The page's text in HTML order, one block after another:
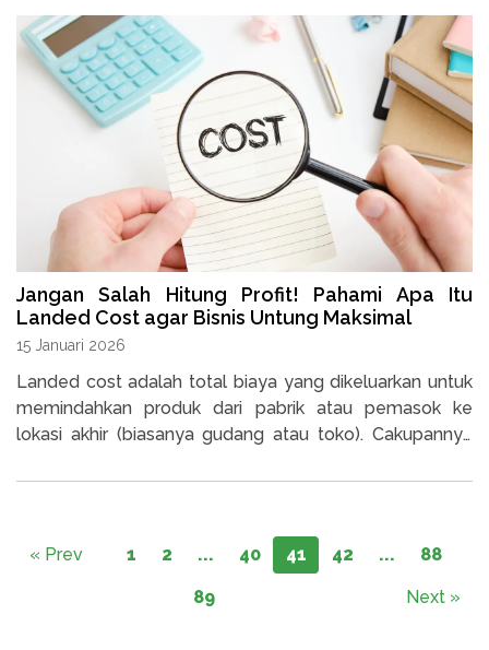
Jangan Salah Hitung Profit! Pahami Apa Itu
Landed Cost agar Bisnis Untung Maksimal
15 Januari 2026
Landed cost adalah total biaya yang dikeluarkan untuk
memindahkan produk dari pabrik atau pemasok ke
lokasi akhir (biasanya gudang atau toko). Cakupannya
« Prev 1 2 ... 40 41 42 ... 88
89 Next »